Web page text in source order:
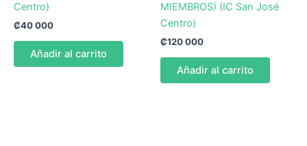
Centro)
₡40 000
Añadir al carrito
MIEMBROS) (IC San José
Centro)
₡120 000
Añadir al carrito